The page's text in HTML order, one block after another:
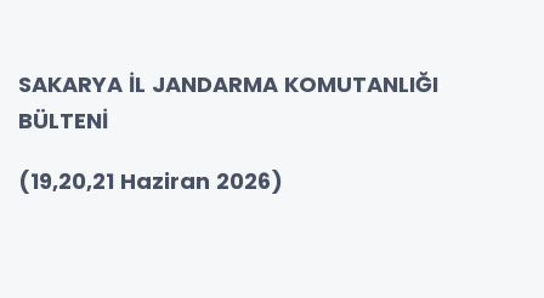
SAKARYA İL JANDARMA KOMUTANLIĞI
BÜLTENİ
(19,20,21 Haziran 2026)